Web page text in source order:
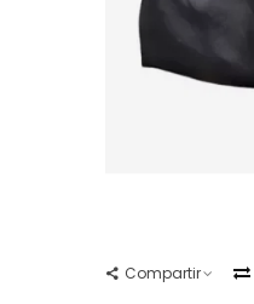
Compartir